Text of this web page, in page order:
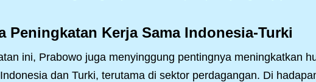
Peningkatan Kerja Sama Indonesia-Turki
ini, Prabowo juga menyinggung pentingnya meningkatkan
dan Turki, terutama di sektor perdagangan. Di